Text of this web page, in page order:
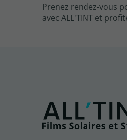
Prenez rendez-vous
avec ALL'TINT et